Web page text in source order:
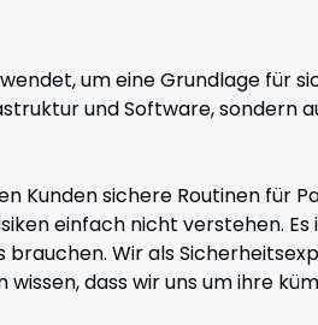
um eine Grundlage für
und Software, sondern
Kunden sichere Routinen für
einfach nicht verstehen. Es
brauchen. Wir als
dass wir uns um ihre